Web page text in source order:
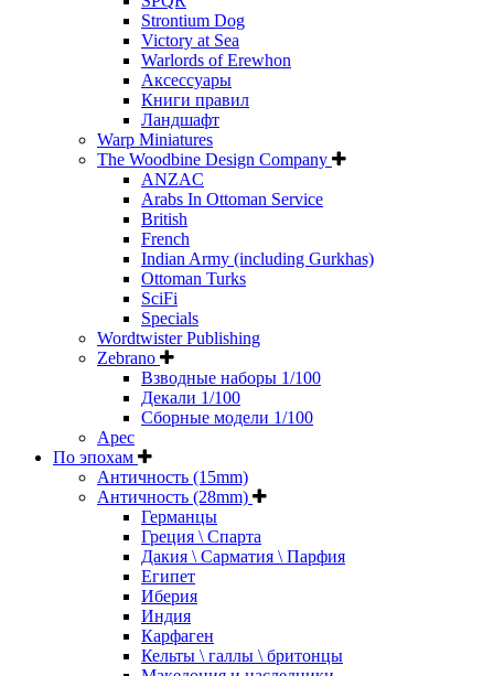
Strontium Dog
Victory at Sea
Warlords of Erewhon
Аксессуары
Книги правил
Ландшафт
Warp Miniatures
The Woodbine Design Company
ANZAC
Arabs In Ottoman Service
British
French
Indian Army (including Gurkhas)
Ottoman Turks
SciFi
Specials
Wordtwister Publishing
Zebrano
Взводные наборы 1/100
Декали 1/100
Сборные модели 1/100
Арес
По эпохам
Античность (15mm)
Античность (28mm)
Германцы
Греция \ Спарта
Дакия \ Сарматия \ Парфия
Египет
Иберия
Индия
Карфаген
Кельты \ галлы \ бритонцы